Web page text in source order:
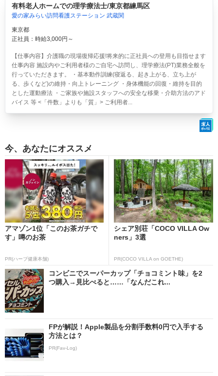
有料老人ホームでの理学療法士/東京都練馬区
愛の家みらい訪問看護ステーション 武蔵関
東京都
正社員：時給3,000円～
【仕事内容】介護職の現場復帰応援!将来的に正社員への登用も目指せます
仕事内容 施設内やご利用者様のご自宅へ訪問し、理学療法(PT)業務全般を
行っていただきます。 ・基本動作訓練(寝返る、起き上がる、立ち上が
る、歩くなど)の維持・向上トレーニング ・身体機能の回復・維持を目的
とした運動療法 ・ご家族や施設スタッフへの安全な移乗・介助方法のアド
バイス 等 <「件数」よりも「質」> ご利用者...
今、あなたにオススメ
アマゾン1位「このお茶ガチで
す」噂のお茶
PR(ハーブ健康本舗)
シェア別荘「COCO VILLA Ow
ners」3選
PR(COCO VILLA on GOETHE)
コンビニでスーパーカップ「チョコミント味」を2
つ購入→見比べると……「なんだこれ...
FPが解説！Apple製品を分割手数料0円で入手する
方法とは？
PR(Fav-Log)